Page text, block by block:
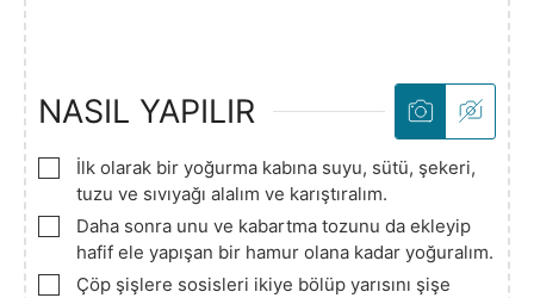
NASIL YAPILIR
▢
İlk olarak bir yoğurma kabına suyu, sütü, şekeri,
tuzu ve sıvıyağı alalım ve karıştıralım.
▢
Daha sonra unu ve kabartma tozunu da ekleyip
hafif ele yapışan bir hamur olana kadar yoğuralım.
▢
Çöp şişlere sosisleri ikiye bölüp yarısını şişe